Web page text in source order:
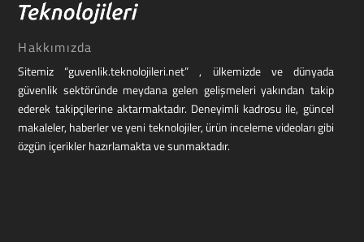
Hakkımızda
Sitemiz “guvenlik.teknolojileri.net” , ülkemizde ve dünyada
güvenlik sektöründe meydana gelen gelişmeleri yakından takip
ederek takipçilerine aktarmaktadır. Deneyimli kadrosu ile, güncel
makaleler, haberler ve yeni teknolojiler, ürün inceleme videoları gibi
özgün içerikler hazırlamakta ve sunmaktadır.